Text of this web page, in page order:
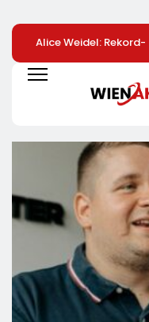
Alice Weidel: Rekord-
Insolvenzen Sind
Warnsignal –
Bundesregierung